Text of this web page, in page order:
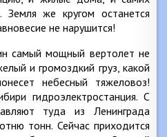
Земля же кругом останется
не нарушится!
самый мощный вертолет не
и громоздкий груз, какой
небесный тяжеловоз!
гидроэлектростанция. С
туда из Ленинграда
тонн. Сейчас приходится